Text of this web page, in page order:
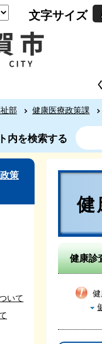
文字サイズ
部 健康医療政策課
内を検索する
策
いて
健
健康診